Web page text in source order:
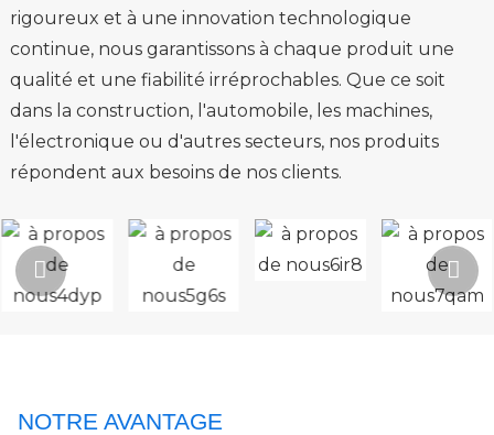
rigoureux et à une innovation technologique
continue, nous garantissons à chaque produit une
qualité et une fiabilité irréprochables. Que ce soit
dans la construction, l'automobile, les machines,
l'électronique ou d'autres secteurs, nos produits
répondent aux besoins de nos clients.
NOTRE AVANTAGE